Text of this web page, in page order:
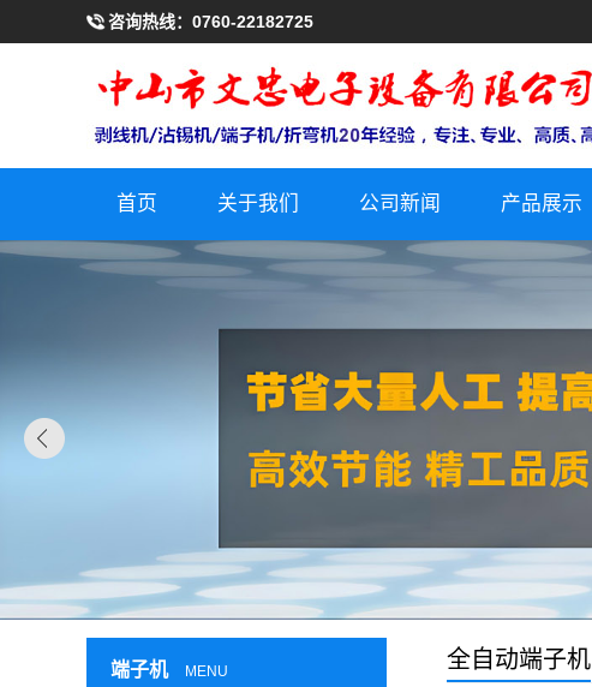
咨询热线： 0760-22182725
首页 关于我们 公司新闻 产品展示
全自动端子机
端子机 MENU